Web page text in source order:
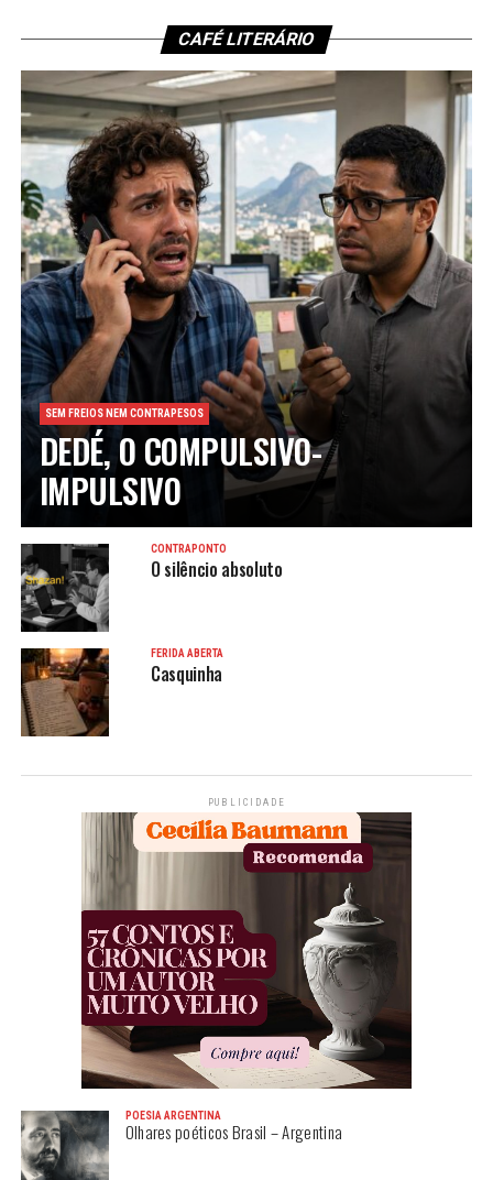
CAFÉ LITERÁRIO
SEM FREIOS NEM CONTRAPESOS
DEDÉ, O COMPULSIVO-
IMPULSIVO
CONTRAPONTO
O silêncio absoluto
FERIDA ABERTA
Casquinha
PUBLICIDADE
POESIA ARGENTINA
Olhares poéticos Brasil – Argentina